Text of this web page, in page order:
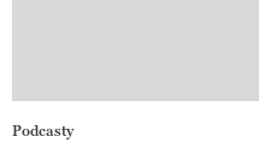
Podcasty